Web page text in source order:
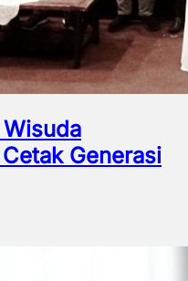
Wisuda
Generasi